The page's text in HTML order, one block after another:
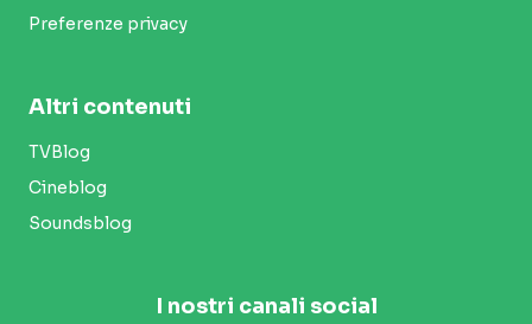
Preferenze privacy
Altri contenuti
TVBlog
Cineblog
Soundsblog
I nostri canali social